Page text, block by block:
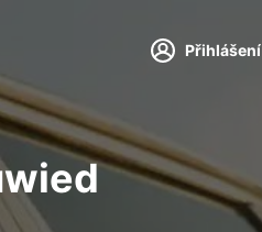
Přihlášení